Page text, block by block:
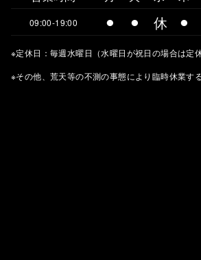
09:00-19:00 ⚫︎ ⚫︎ 休 ⚫︎
※定休日：毎週水曜日（水曜日が祝日の場合は定
※その他、荒天等の不測の事態により臨時休業す